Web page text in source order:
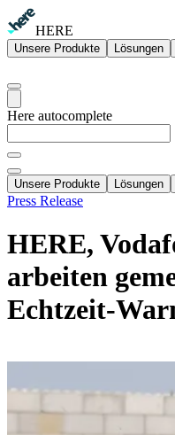
HERE
Unsere Produkte Lösungen
Here autocomplete
Unsere Produkte Lösungen
Press Release
HERE,
arbeiten
Echtzeit-